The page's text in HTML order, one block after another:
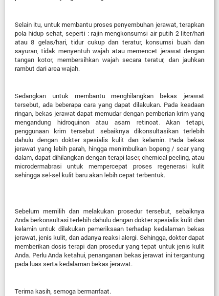
Selain itu, untuk membantu proses penyembuhan jerawat, terapkan
pola hidup sehat, seperti : rajin mengkonsumsi air putih 2 liter/hari
atau 8 gelas/hari, tidur cukup dan teratur, konsumsi buah dan
sayuran, tidak menyentuh wajah atau memencet jerawat dengan
tangan kotor, membersihkan wajah secara teratur, dan jauhkan
rambut dariareawajah.
Sedangkan untuk membantu menghilangkan bekas jerawat
tersebut, ada beberapa cara yang dapat dilakukan. Pada keadaan
ringan, bekas jerawat dapat memudar dengan pemberian krim yang
mengandung hidroquinon atau asam retinoat. Akan tetapi,
penggunaan krim tersebut sebaiknya dikonsultasikan terlebih
dahulu dengan dokter spesialis kulit dan kelamin. Pada bekas
jerawat yang lebih parah, hingga menimbulkan bopeng / scar yang
dalam, dapat dihilangkandengan terapi laser, chemical peeling, atau
microdermabrasi untuk mempercepat proses regenerasi kulit
sehingga sel-sel kulit baru akan lebih cepat terbentuk.
Sebelum memilih dan melakukan prosedur tersebut, sebaiknya
Anda berkonsultasi terlebih dahulu dengan dokter spesialis kulit dan
kelamin untuk dilakukan pemeriksaan terhadap kedalaman bekas
jerawat, jenis kulit, dan adanya reaksi alergi. Sehingga, dokter dapat
memberikan dosis terapi dan prosedur yang tepat untuk jenis kulit
Anda. Perlu Anda ketahui, penanganan bekas jerawat ini tergantung
pada luas serta kedalaman bekas jerawat.
Terima kasih, semoga bermanfaat.